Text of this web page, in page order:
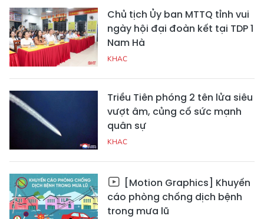
Chủ tịch Ủy ban MTTQ tỉnh vui
ngày hội đại đoàn kết tại TDP 1
Nam Hà
KHAC
Triều Tiên phóng 2 tên lửa siêu
vượt âm, củng cố sức mạnh
quân sự
KHAC
[Motion Graphics] Khuyến
cáo phòng chống dịch bệnh
trong mưa lũ